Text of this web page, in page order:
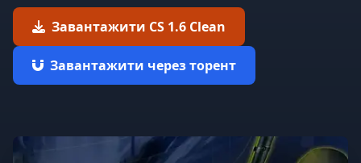
Завантажити CS 1.6 Clean
Завантажити через торент